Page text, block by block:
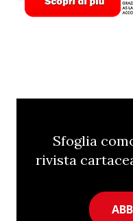
Sfoglia
rivista